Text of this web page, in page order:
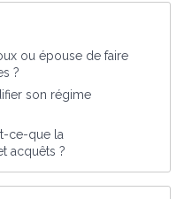
ou épouse de faire
?
son régime
ce-que la
acquêts ?